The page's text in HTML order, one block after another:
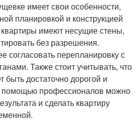
имеет свои особенности,
планировкой и конструкцией
имеют несущие стены,
без разрешения.
согласовать перепланировку с
Также стоит учитывать, что
быть достаточно дорогой и
помощью профессионалов можно
и сделать квартиру